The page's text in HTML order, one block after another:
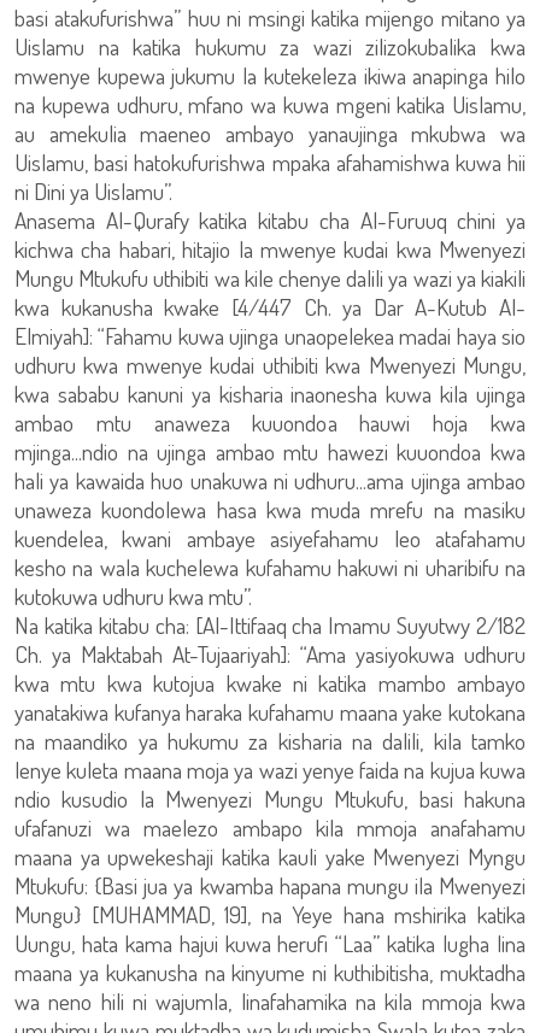
basi atakufurishwa” huu ni msingi katika mijengo mitano ya
Uislamu na katika hukumu za wazi zilizokubalika kwa
mwenye kupewa jukumu la kutekeleza ikiwa anapinga hilo
na kupewa udhuru, mfano wa kuwa mgeni katika Uislamu,
au amekulia maeneo ambayo yanaujinga mkubwa wa
Uislamu, basi hatokufurishwa mpaka afahamishwa kuwa hii
ni Dini ya Uislamu”.
Anasema Al-Qurafy katika kitabu cha Al-Furuuq chini ya
kichwa cha habari, hitajio la mwenye kudai kwa Mwenyezi
Mungu Mtukufu uthibiti wa kile chenye dalili ya wazi ya kiakili
kwa kukanusha kwake [4/447 Ch. ya Dar A-Kutub Al-
Elmiyah]: “Fahamu kuwa ujinga unaopelekea madai haya sio
udhuru kwa mwenye kudai uthibiti kwa Mwenyezi Mungu,
kwa sababu kanuni ya kisharia inaonesha kuwa kila ujinga
ambao mtu anaweza kuuondoa hauwi hoja kwa
mjinga...ndio na ujinga ambao mtu hawezi kuuondoa kwa
hali ya kawaida huo unakuwa ni udhuru...ama ujinga ambao
unaweza kuondolewa hasa kwa muda mrefu na masiku
kuendelea, kwani ambaye asiyefahamu leo atafahamu
kesho na wala kuchelewa kufahamu hakuwi ni uharibifu na
kutokuwa udhuru kwa mtu”.
Na katika kitabu cha: [Al-Ittifaaq cha Imamu Suyutwy 2/182
Ch. ya Maktabah At-Tujaariyah]: “Ama yasiyokuwa udhuru
kwa mtu kwa kutojua kwake ni katika mambo ambayo
yanatakiwa kufanya haraka kufahamu maana yake kutokana
na maandiko ya hukumu za kisharia na dalili, kila tamko
lenye kuleta maana moja ya wazi yenye faida na kujua kuwa
ndio kusudio la Mwenyezi Mungu Mtukufu, basi hakuna
ufafanuzi wa maelezo ambapo kila mmoja anafahamu
maana ya upwekeshaji katika kauli yake Mwenyezi Myngu
Mtukufu: {Basi jua ya kwamba hapana mungu ila Mwenyezi
Mungu} [MUHAMMAD, 19], na Yeye hana mshirika katika
Uungu, hata kama hajui kuwa herufi “Laa” katika lugha lina
maana ya kukanusha na kinyume ni kuthibitisha, muktadha
wa neno hili ni wajumla, linafahamika na kila mmoja kwa